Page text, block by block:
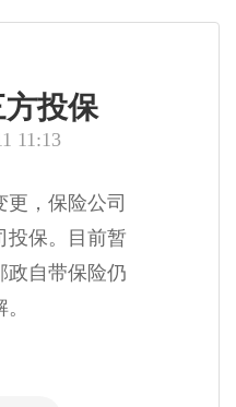
投保
11:13
更，保险公司
投保。目前暂
政自带保险仍